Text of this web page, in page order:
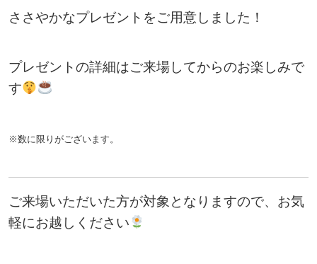
ささやかなプレゼントをご用意しました！
プレゼントの詳細はご来場してからのお楽しみで
す
※数に限りがございます。
ご来場いただいた方が対象となりますので、お気
軽にお越しください